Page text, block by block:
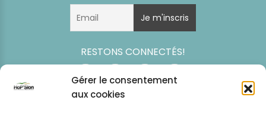
Gérer le consentement
aux cookies
RESTONS CONNECTÉS!